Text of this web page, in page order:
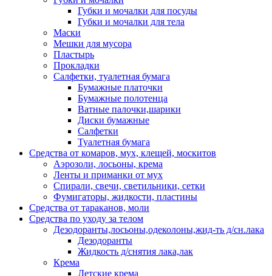
Губки и мочалки для посуды
Губки и мочалки для тела
Маски
Мешки для мусора
Пластырь
Прокладки
Салфетки, туалетная бумага
Бумажные платочки
Бумажные полотенца
Ватные палочки,шарики
Диски бумажные
Салфетки
Туалетная бумага
Средства от комаров, мух, клещей, москитов
Аэрозоли, лосьоны, крема
Ленты и приманки от мух
Спирали, свечи, светильники, сетки
Фумигаторы, жидкости, пластины
Средства от тараканов, моли
Средства по уходу за телом
Дезодоранты,лосьоны,одеколоны,жид-ть д/сн.лака
Дезодоранты
Жидкость д/снятия лака,лак
Крема
Детские крема